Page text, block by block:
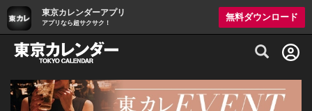
東京カレンダーアプリ
アプリなら超サクサク！
無料ダウンロード
グルメ情報・プレミアムレストラン予約